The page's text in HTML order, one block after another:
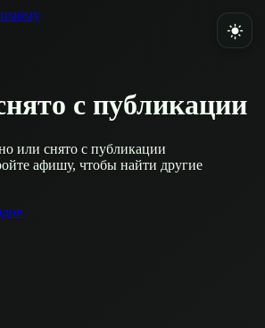
с публикации
или снято с публикации
афишу, чтобы найти другие